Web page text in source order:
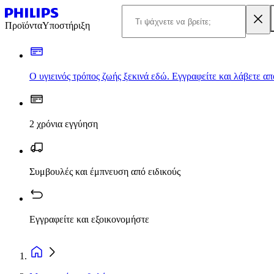
ΠροϊόνταΥποστήριξη
Ο υγιεινός τρόπος ζωής ξεκινά εδώ. Εγγραφείτε και λάβετε
2 χρόνια εγγύηση
Συμβουλές και έμπνευση από ειδικούς
Εγγραφείτε και εξοικονομήστε